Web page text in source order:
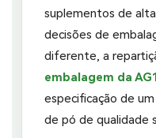
suplementos de
decisões de
diferente, a
embalagem da
especificação de
de pó de qualidade